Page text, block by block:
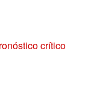
crítico